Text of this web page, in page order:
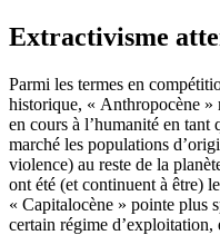
Extractivisme
Parmi les termes en
historique, « Anthropocène »
en cours à l’humanité en tant
marché les populations
violence) au reste de la
ont été (et continuent à être)
« Capitalocène » pointe plus
certain régime d’exploitation,